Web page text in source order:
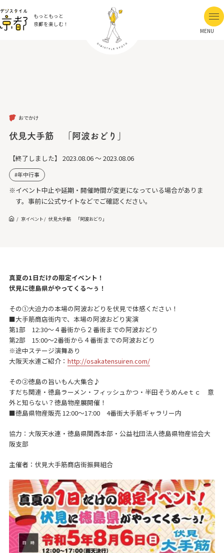
もっともっと
京都を楽しむ！
MENU
おでかけ
伏見大手筋 「阿波おどり」
【終了しました】 2023.08.06 ～ 2023.08.06
年中行事
※イベント中止や延期・開催時間が変更になっている場合がありま
す。事前に公式サイトなどでご確認ください。
京イベント 伏見大手筋 「阿波おどり」
真夏の1日だけの限定イベント！
伏見に徳島県がやってくる～ぅ！
その①大迫力の本場の阿波おどりを伏見で体感ください！
■大手筋商店街内で、本場の阿波おどり実演
第1部 12:30～４番街から２番街までの阿波おどり
第2部 15:00～2番街から４番街までの阿波おどり
※途中ステージ演舞あり
大阪天水連ご紹介： http://osakatensuiren.com/
その②徳島の旨いもん大集合♪
すだち関連・徳島ラーメン・フィッシュかつ・半田そうめんeｔｃ 意
外と知らない？徳島物産展開催！
■徳島県物産販売 12:00～17:00 4番街大手筋ギャラリー内
協力：大阪天水連・徳島県関西本部・公益社団法人徳島県物産協会大
阪支部
主催者：伏見大手筋商店街振興組合